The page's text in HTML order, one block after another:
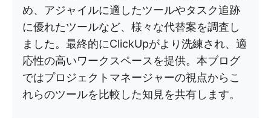
め、アジャイルに適したツールやタスク追跡
に優れたツールなど、様々な代替案を調査し
ました。最終的にClickUpがより洗練され、適
応性の高いワークスペースを提供。本ブログ
ではプロジェクトマネージャーの視点からこ
れらのツールを比較した知見を共有します。